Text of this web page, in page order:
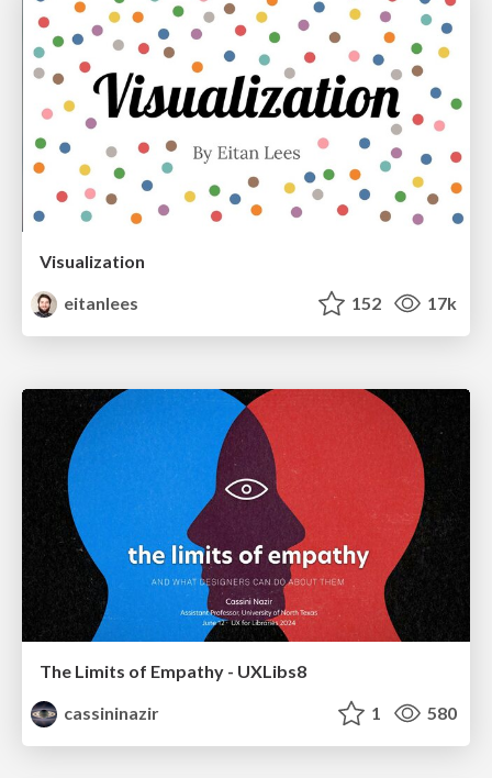
Visualization
eitanlees
152 17k
The Limits of Empathy - UXLibs8
cassininazir
1 580